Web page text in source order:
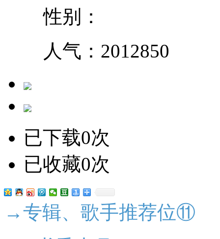
性别：
人气： 2012850
已下载0次
已收藏0次
→专辑、歌手推荐位⑪